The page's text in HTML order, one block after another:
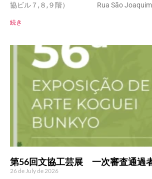
協ビル７,８,９階） Rua São
続き
第56回文協工芸展 一次審査通過
26 de July de 2026